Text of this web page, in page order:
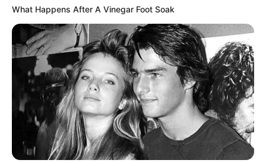
ราศีพิจิก (16 พฤศจิกายน – 14 ธันวาคม)
ปีนี้จะนุ่มนวล อ่อนโยนกับเขาบ้างแล้ว เพราะได้รับอิทธิพล
จาก“ไพ่จักรพรรดินี” และ “ไพ่ดิเอ็มเพรส”อ่อนไหวง่าย ขี้
สงสาร การทำงานถึงแม้ว่าจะไม่ได้คล่องแคล่วว่องไวอย่าง
ใจคิด แต่ก็ไปช้าๆ แบบมั่นคง ปีนี้คำพูด การเจรจา ไพเราะ
เสนาะหู มีเสน่ห์ ต่อรองอะไรก็สำเร็จผล
What Happens After A Vinegar Foot Soak